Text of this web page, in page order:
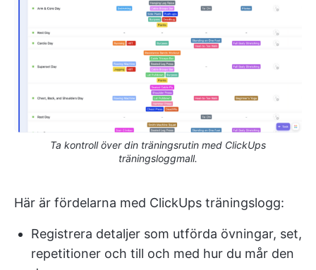
Ta kontroll över din träningsrutin med ClickUps
träningsloggmall.
Här är fördelarna med ClickUps träningslogg:
Registrera detaljer som utförda övningar, set,
repetitioner och till och med hur du mår den